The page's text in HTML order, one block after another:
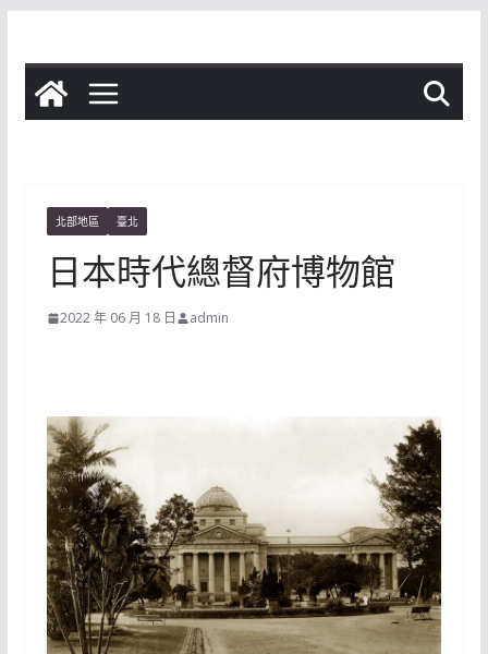
content
北部地區 臺北
日本時代總督府博物館
2022 年 06 月 18 日 admin